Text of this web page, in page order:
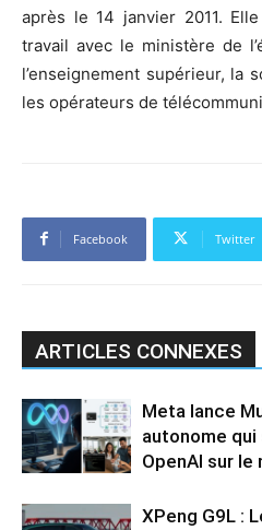
après le 14 janvier 2011.
travail avec le ministère de
l’enseignement supérieur, la
les opérateurs de
Facebook Twitter
ARTICLES CONNEXES
Meta lance
autonome
OpenAI sur le
XPeng G9L :